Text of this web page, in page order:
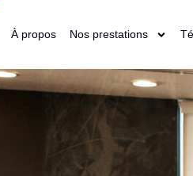
À propos Nos prestations